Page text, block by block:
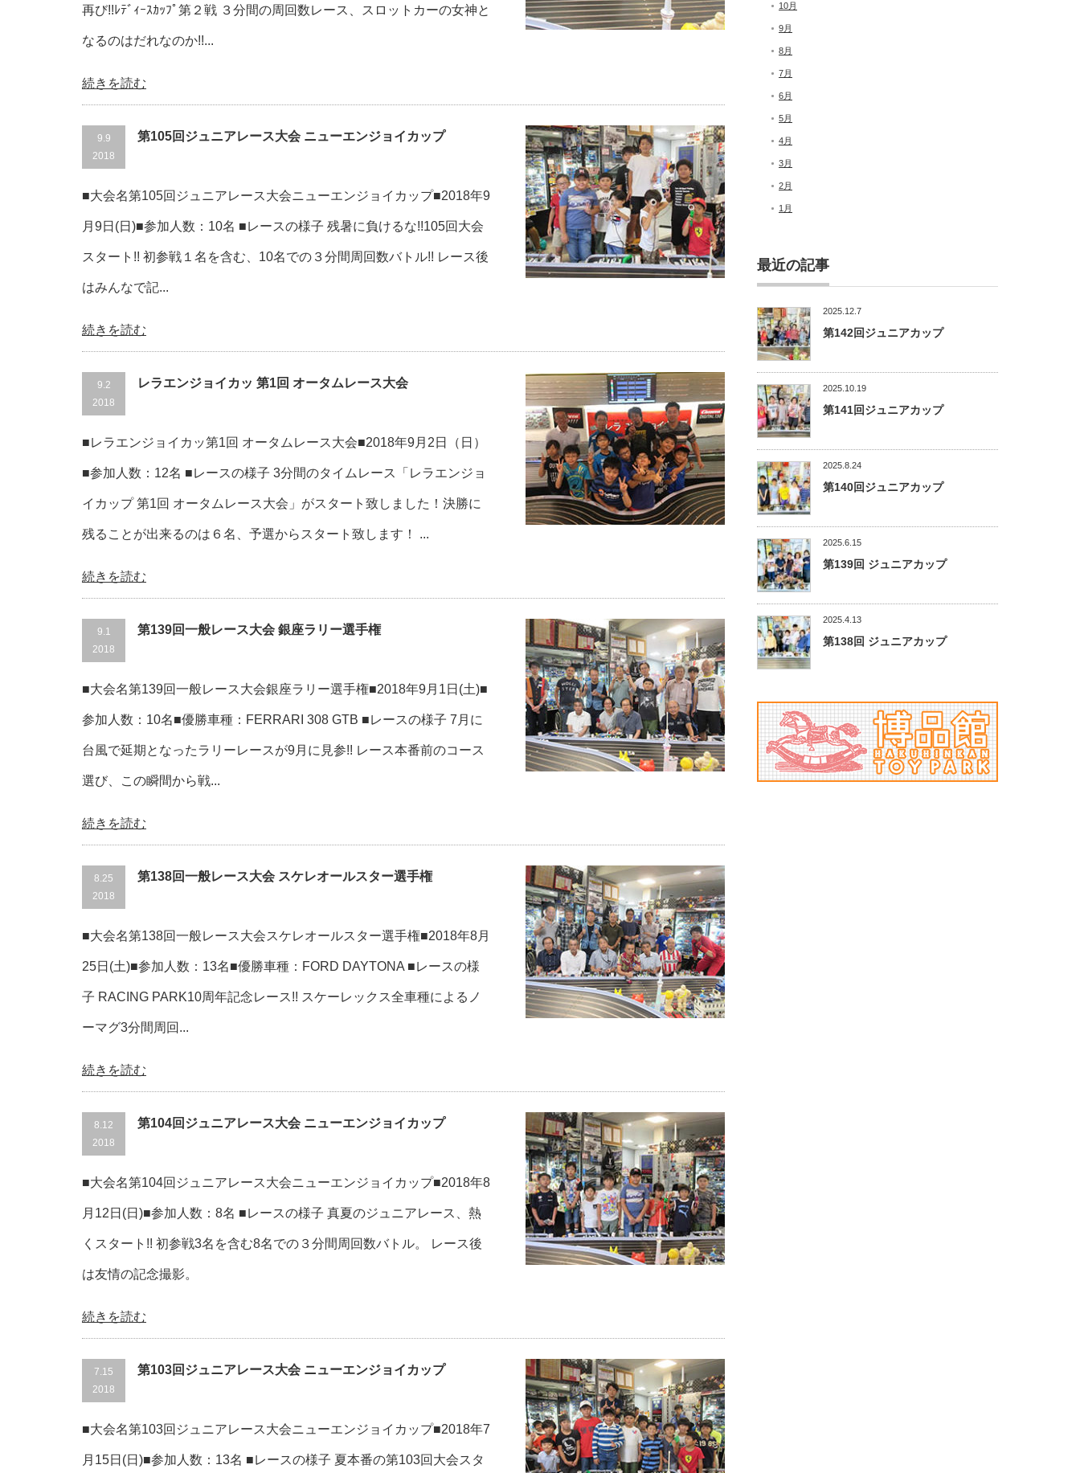
再び!!ﾚﾃﾞｨｰｽｶｯﾌﾟ第２戦 ３分間の周回数レース、スロットカーの女神と
なるのはだれなのか!!...
続きを読む
9.9
2018
第105回ジュニアレース大会 ニューエンジョイカップ
■大会名第105回ジュニアレース大会ニューエンジョイカップ■2018年9
月9日(日)■参加人数：10名 ■レースの様子 残暑に負けるな!!105回大会
スタート!! 初参戦１名を含む、10名での３分間周回数バトル!! レース後
はみんなで記...
続きを読む
9.2
2018
レラエンジョイカッ 第1回 オータムレース大会
■レラエンジョイカッ第1回 オータムレース大会■2018年9月2日（日）
■参加人数：12名 ■レースの様子 3分間のタイムレース「レラエンジョ
イカップ 第1回 オータムレース大会」がスタート致しました！決勝に
残ることが出来るのは６名、予選からスタート致します！ ...
続きを読む
9.1
2018
第139回一般レース大会 銀座ラリー選手権
■大会名第139回一般レース大会銀座ラリー選手権■2018年9月1日(土)■
参加人数：10名■優勝車種：FERRARI 308 GTB ■レースの様子 7月に
台風で延期となったラリーレースが9月に見参!! レース本番前のコース
選び、この瞬間から戦...
続きを読む
8.25
2018
第138回一般レース大会 スケレオールスター選手権
■大会名第138回一般レース大会スケレオールスター選手権■2018年8月
25日(土)■参加人数：13名■優勝車種：FORD DAYTONA ■レースの様
子 RACING PARK10周年記念レース!! スケーレックス全車種によるノ
ーマグ3分間周回...
続きを読む
8.12
2018
第104回ジュニアレース大会 ニューエンジョイカップ
■大会名第104回ジュニアレース大会ニューエンジョイカップ■2018年8
月12日(日)■参加人数：8名 ■レースの様子 真夏のジュニアレース、熱
くスタート!! 初参戦3名を含む8名での３分間周回数バトル。 レース後
は友情の記念撮影。
続きを読む
7.15
2018
第103回ジュニアレース大会 ニューエンジョイカップ
■大会名第103回ジュニアレース大会ニューエンジョイカップ■2018年7
月15日(日)■参加人数：13名 ■レースの様子 夏本番の第103回大会スタ
10月
9月
8月
7月
6月
5月
4月
3月
2月
1月
最近の記事
2025.12.7
第142回ジュニアカップ
2025.10.19
第141回ジュニアカップ
2025.8.24
第140回ジュニアカップ
2025.6.15
第139回 ジュニアカップ
2025.4.13
第138回 ジュニアカップ